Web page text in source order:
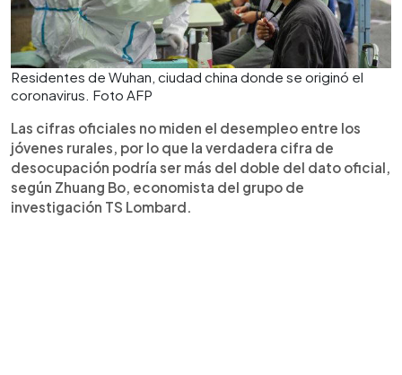
Residentes de Wuhan, ciudad china donde se originó el
coronavirus. Foto AFP
Las cifras oficiales no miden el desempleo entre los
jóvenes rurales, por lo que la verdadera cifra de
desocupación podría ser más del doble del dato oficial,
según Zhuang Bo, economista del grupo de
investigación TS Lombard.